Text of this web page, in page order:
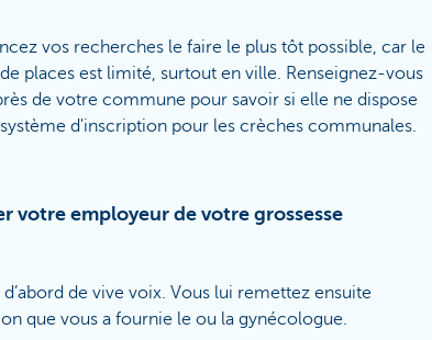
vos recherches le faire le plus tôt possible, car le
places est limité, surtout en ville. Renseignez-vous
de votre commune pour savoir si elle ne dispose
d'inscription pour les crèches communales.
votre employeur de votre grossesse
d’abord de vive voix. Vous lui remettez ensuite
que vous a fournie le ou la gynécologue.